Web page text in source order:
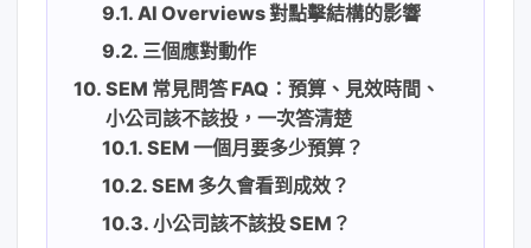
AI Overviews 對點擊結構的影響
三個應對動作
SEM 常見問答 FAQ：預算、見效時間、
小公司該不該投，一次答清楚
SEM 一個月要多少預算？
SEM 多久會看到成效？
小公司該不該投 SEM？